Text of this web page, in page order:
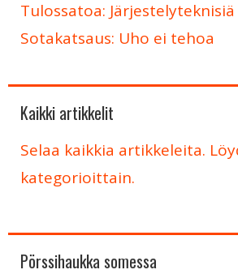
Tulossatoa:
Sotakatsaus: Uho ei tehoa
Kaikki artikkelit
Selaa kaikkia artikkeleita.
kategorioittain.
Pörssihaukka somessa